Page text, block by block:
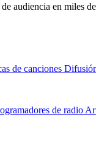
audiencia en miles
de canciones
de radio